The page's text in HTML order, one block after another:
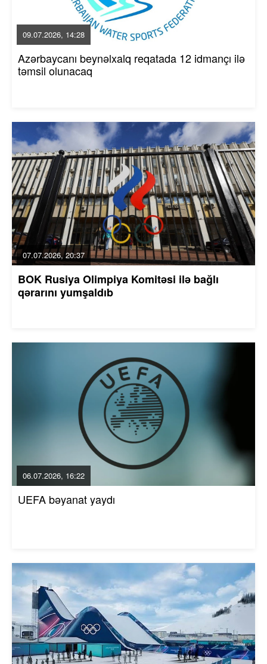
09.07.2026, 14:28
Azərbaycanı beynəlxalq reqatada 12 idmançı ilə
təmsil olunacaq
07.07.2026, 20:37
BOK Rusiya Olimpiya Komitəsi ilə bağlı
qərarını yumşaldıb
06.07.2026, 16:22
UEFA bəyanat yaydı